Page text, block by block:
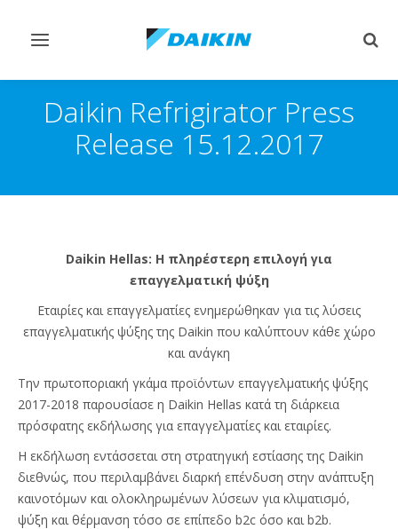
Εναλλαγή
πλοήγηση
Daikin Refrigirator Press
Release 15.12.2017
Daikin Hellas: Η πληρέστερη επιλογή για
επαγγελματική ψύξη
Εταιρίες και επαγγελματίες ενημερώθηκαν για τις λύσεις
επαγγελματικής ψύξης της Daikin που καλύπτουν κάθε χώρο
και ανάγκη
Την πρωτοποριακή γκάμα προϊόντων επαγγελματικής ψύξης
2017-2018 παρουσίασε η Daikin Hellas κατά τη διάρκεια
πρόσφατης εκδήλωσης για επαγγελματίες και εταιρίες.
Η εκδήλωση εντάσσεται στη στρατηγική εστίασης της Daikin
διεθνώς, που περιλαμβάνει διαρκή επένδυση στην ανάπτυξη
καινοτόμων και ολοκληρωμένων λύσεων για κλιματισμό,
ψύξη και θέρμανση τόσο σε επίπεδο b2c όσο και b2b.